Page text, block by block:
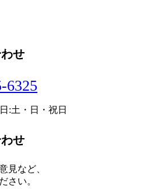
せ
6325
:土・日・祝日
せ
見など、
さい。